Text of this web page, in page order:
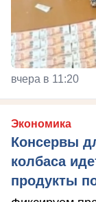
вчера в 11:20
Экономика
Консервы
колбаса
продукты